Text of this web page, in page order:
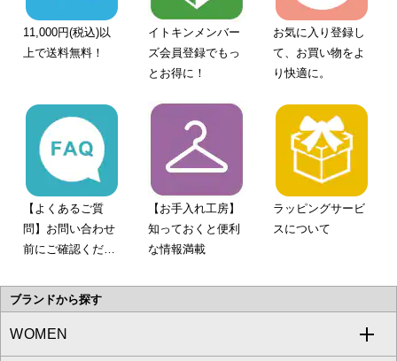
11,000円(税込)以
上で送料無料！
イトキンメンバー
ズ会員登録でもっ
とお得に！
お気に入り登録し
て、お買い物をよ
り快適に。
【よくあるご質
問】お問い合わせ
前にご確認くださ
【お手入れ工房】
知っておくと便利
な情報満載
ラッピングサービ
スについて
ブランドから探す
WOMEN